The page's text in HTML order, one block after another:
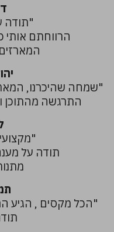
"תודה
הרווחתם אותי
"שמחה שהיכרנו,
התרגשה מהתוכן
תודה על
"הכל מקסים , הגיע